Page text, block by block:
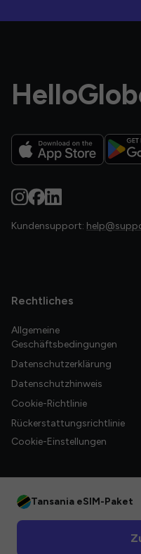
Kundensupport:
Rechtliches
Allgemeine
Geschäftsbedingungen
Datenschutzerklärung
Datenschutzhinweis
Cookie-Richtlinie
Rückerstattungsrichtlinie
Cookie-Einstellungen
Tansania eSIM-Paket